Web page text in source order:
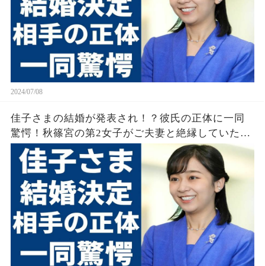
2024/07/08
佳子さまの結婚が発表され！？彼氏の正体に一同
驚愕！秋篠宮の第2女子がご夫妻と絶縁していた実
態や過去の男性遍歴に驚きを隠せない…！